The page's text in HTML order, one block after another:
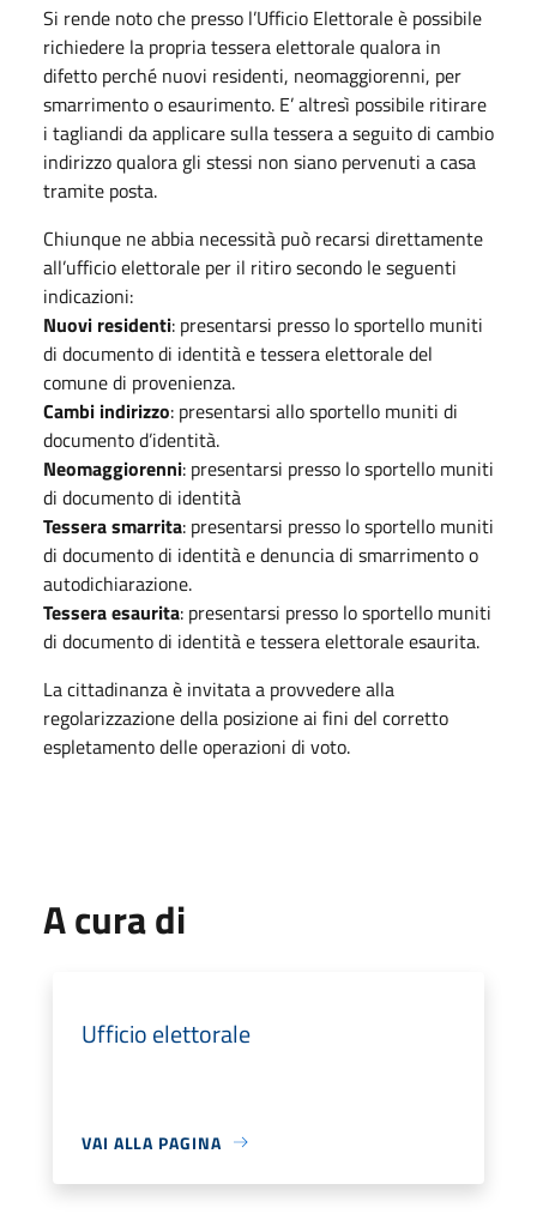
Si rende noto che presso l’Ufficio Elettorale è possibile
richiedere la propria tessera elettorale qualora in
difetto perché nuovi residenti, neomaggiorenni, per
smarrimento o esaurimento. E’ altresì possibile ritirare
i tagliandi da applicare sulla tessera a seguito di cambio
indirizzo qualora gli stessi non siano pervenuti a casa
tramite posta.
Chiunque ne abbia necessità può recarsi direttamente
all’ufficio elettorale per il ritiro secondo le seguenti
indicazioni:
Nuovi residenti: presentarsi presso lo sportello muniti
di documento di identità e tessera elettorale del
comune di provenienza.
Cambi indirizzo: presentarsi allo sportello muniti di
documento d’identità.
Neomaggiorenni: presentarsi presso lo sportello muniti
di documento di identità
Tessera smarrita: presentarsi presso lo sportello muniti
di documento di identità e denuncia di smarrimento o
autodichiarazione.
Tessera esaurita: presentarsi presso lo sportello muniti
di documento di identità e tessera elettorale esaurita.
La cittadinanza è invitata a provvedere alla
regolarizzazione della posizione ai fini del corretto
espletamento delle operazioni di voto.
A cura di
Ufficio elettorale
VAI ALLA PAGINA